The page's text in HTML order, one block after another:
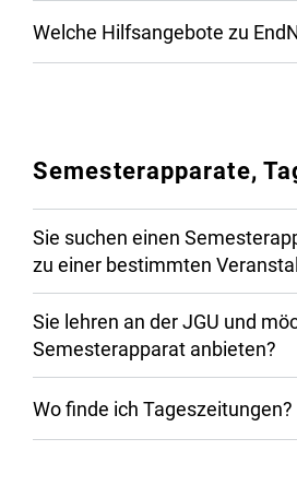
Welche Hilfsangebote zu
Online Tutorials
Semesterapparate,
Sie suchen einen
zu einer bestimmten
Sie lehren an der JGU und
Semesterapparat anbieten?
Wo finde ich Tageszeitungen?